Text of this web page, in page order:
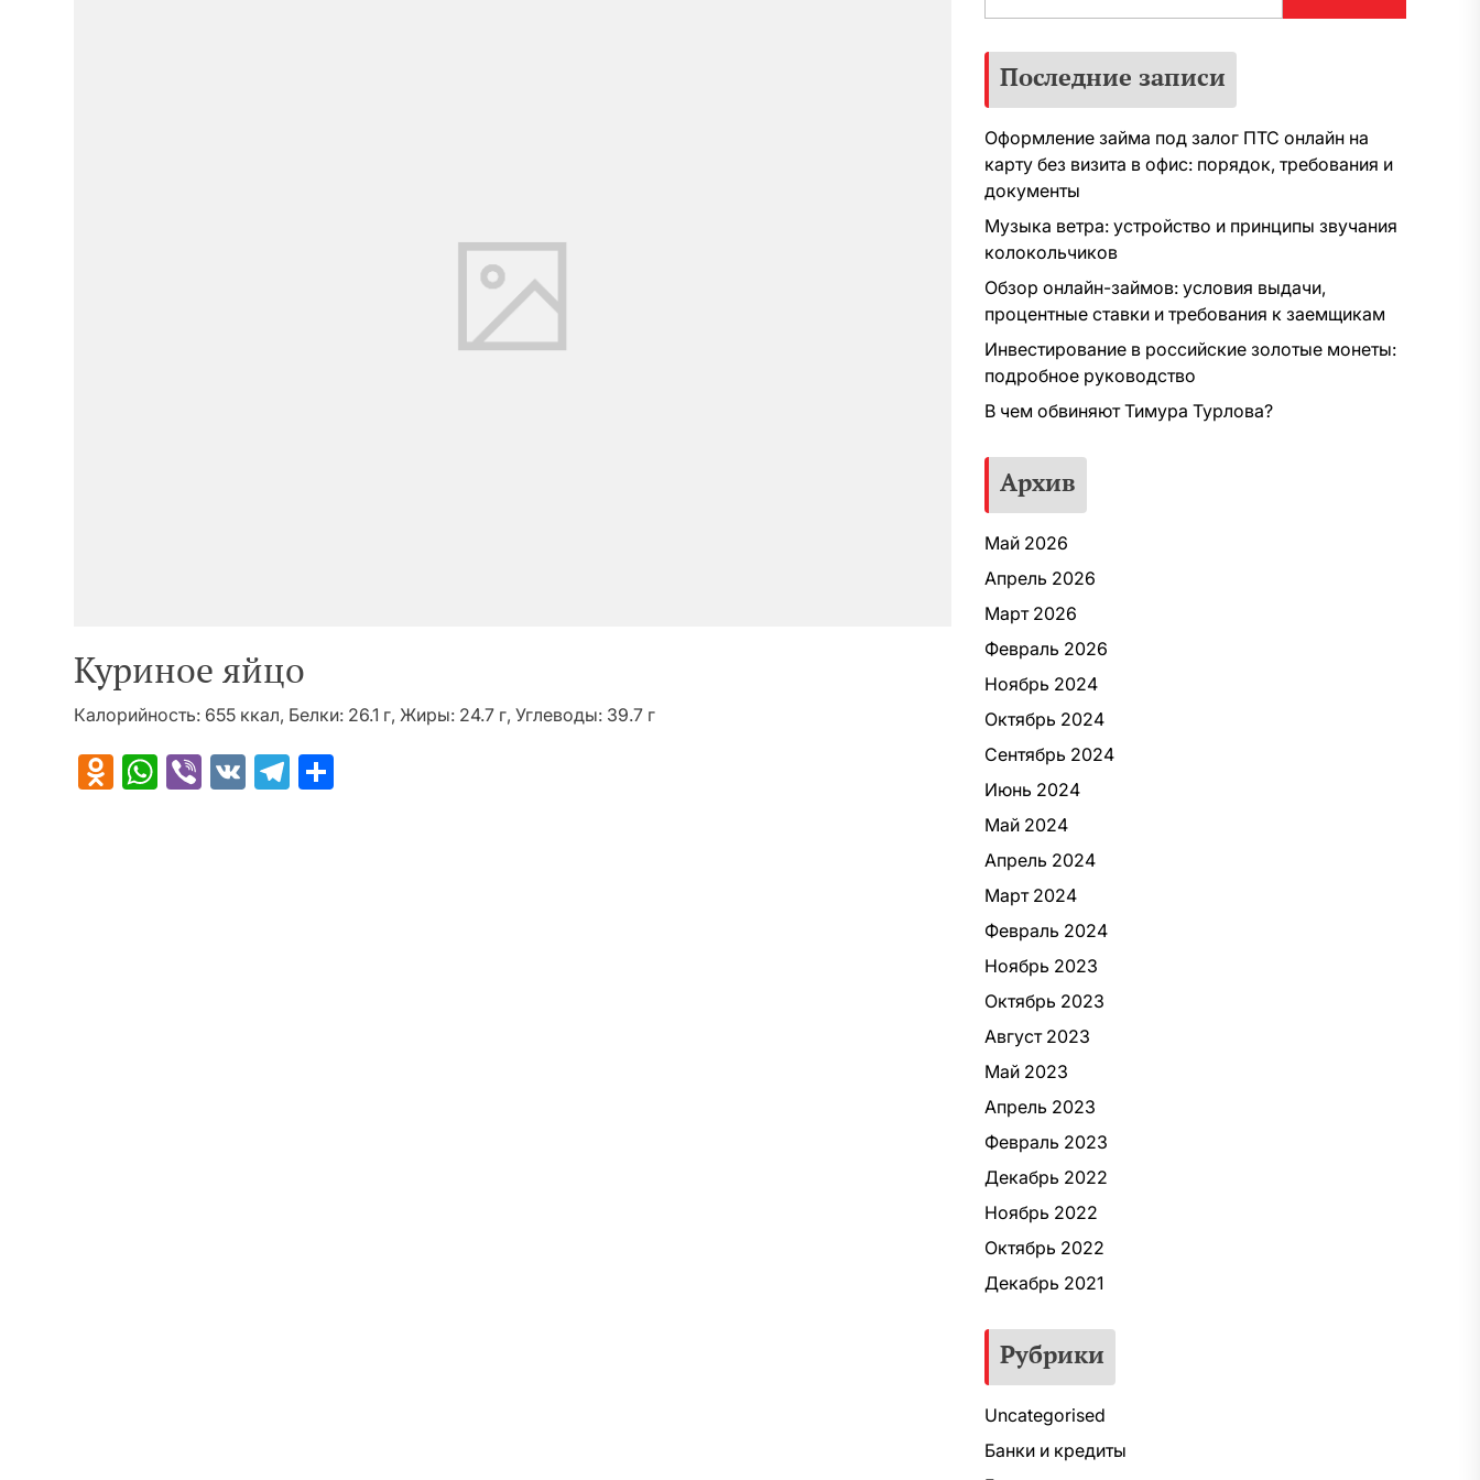
Куриное яйцо
Калорийность: 655 ккал, Белки: 26.1 г, Жиры: 24.7 г, Углеводы: 39.7 г
Odnoklassniki
WhatsApp
Viber
VK Telegram
Последние записи
Оформление займа под залог ПТС онлайн на
карту без визита в офис: порядок, требования и
документы
Музыка ветра: устройство и принципы звучания
колокольчиков
Обзор онлайн-займов: условия выдачи,
процентные ставки и требования к заемщикам
Инвестирование в российские золотые монеты:
подробное руководство
В чем обвиняют Тимура Турлова?
Архив
Май 2026
Апрель 2026
Март 2026
Февраль 2026
Ноябрь 2024
Октябрь 2024
Сентябрь 2024
Июнь 2024
Май 2024
Апрель 2024
Март 2024
Февраль 2024
Ноябрь 2023
Октябрь 2023
Август 2023
Май 2023
Апрель 2023
Февраль 2023
Декабрь 2022
Ноябрь 2022
Октябрь 2022
Декабрь 2021
Рубрики
Uncategorised
Банки и кредиты